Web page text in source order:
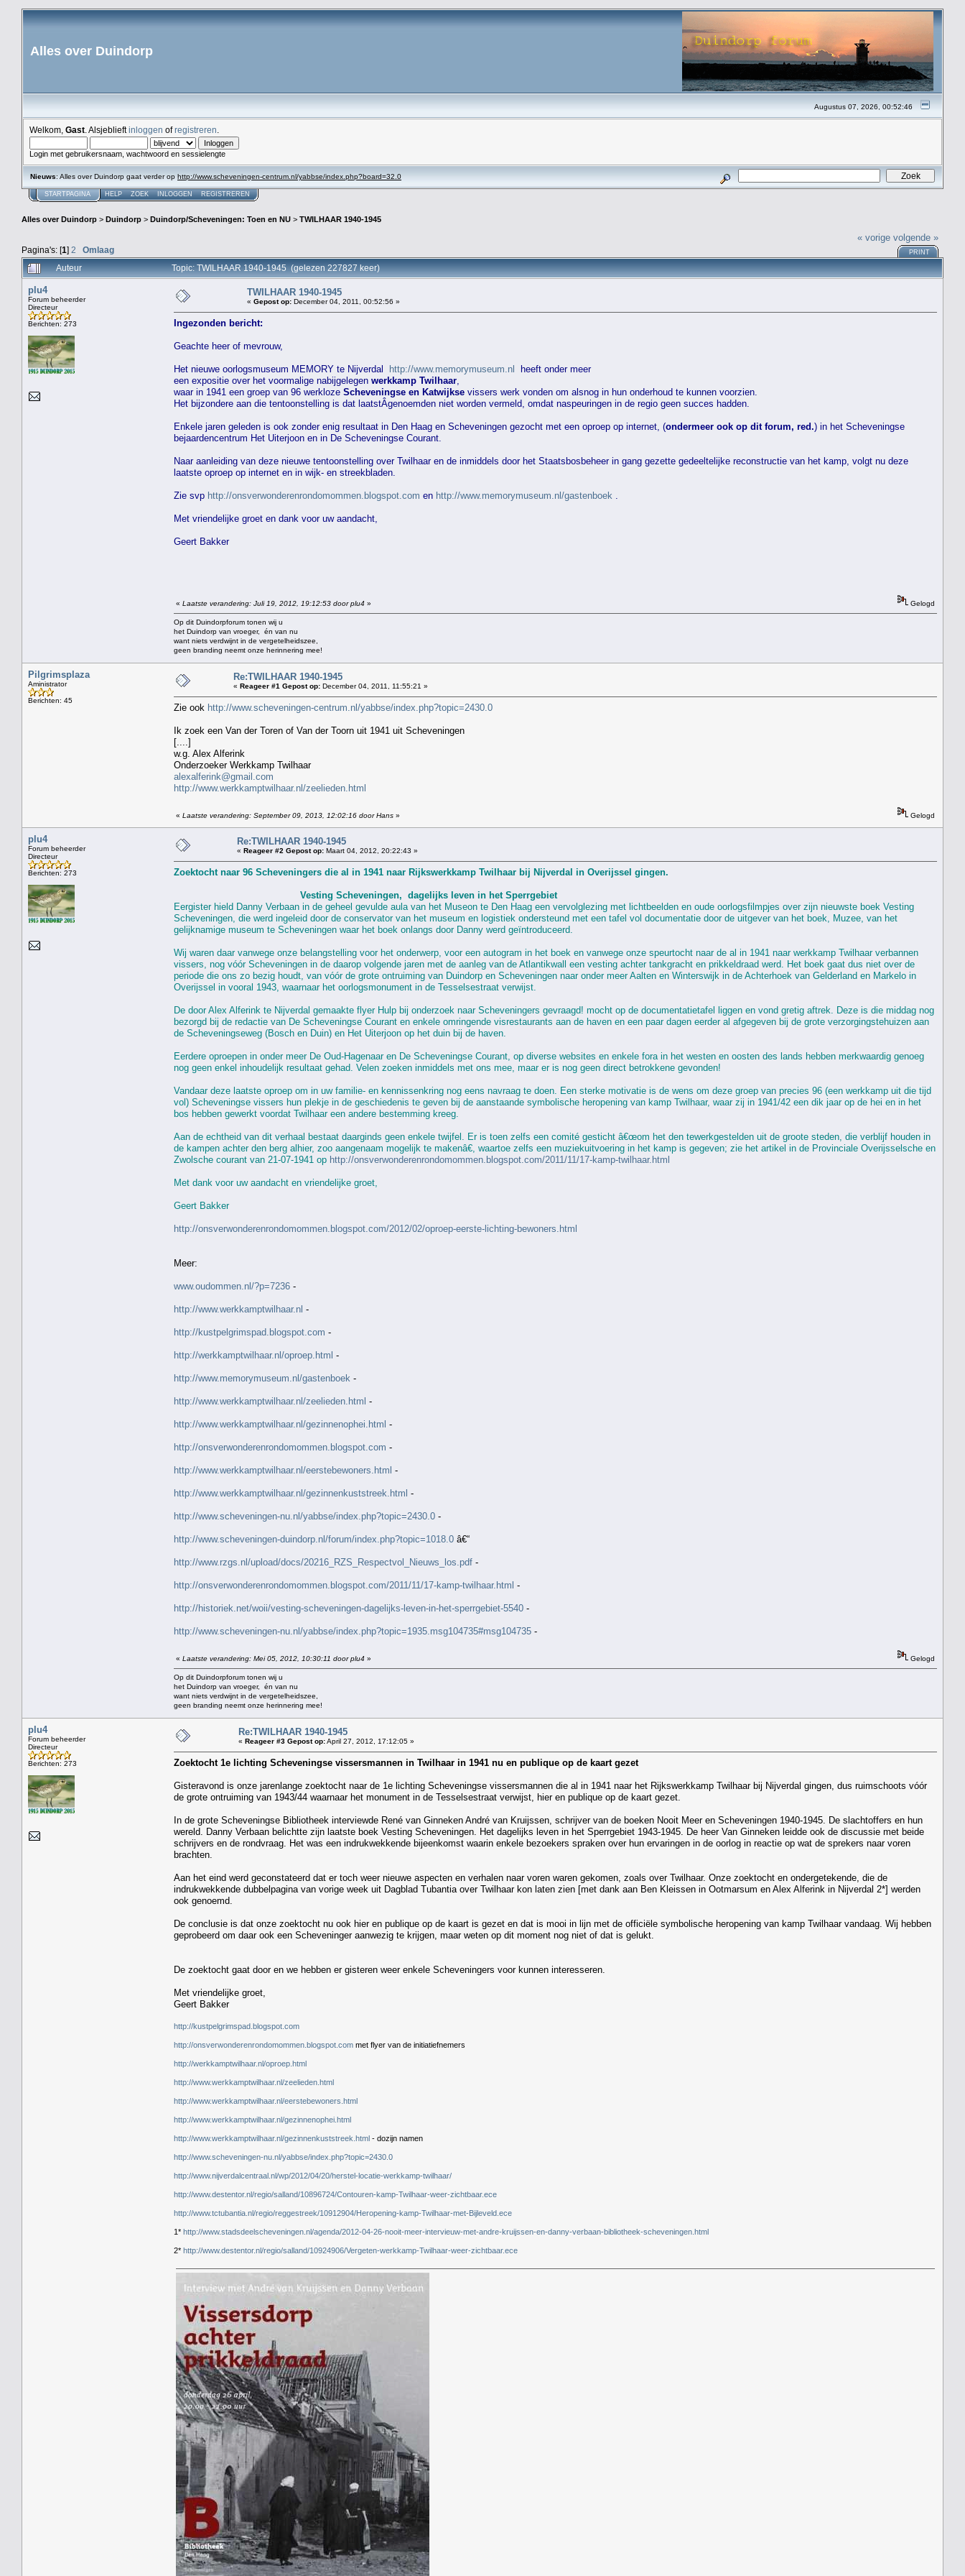
Alles over Duindorp
Augustus 07, 2026, 00:52:46
Welkom, Gast . Alsjeblieftinloggen ofregistreren
Login met gebruikersnaam, wachtwoord en sessielengte
Nieuws: Alles over Duindorp gaat verder op http://www.scheveningen-centrum.nl/yabbse/index.php?board=32.0
STARTPAGINA HELP ZOEK INLOGGEN REGISTREREN
Alles over Duindorp > Duindorp > Duindorp/Scheveningen: Toen en NU > TWILHAAR 1940-1945
Pagina's: [1] 2 Omlaag
« vorige volgende »
PRINT
Auteur Topic: TWILHAAR 1940-1945 (gelezen 227827 keer)
plu4
Forum beheerder
Directeur
Berichten: 273
TWILHAAR 1940-1945
« Gepost op: December 04, 2011, 00:52:56 »
Ingezonden bericht:
Geachte heer of mevrouw,
Het nieuwe oorlogsmuseum MEMORY te Nijverdal http://www.memorymuseum.nl heeft onder meer
een expositie over het voormalige nabijgelegen werkkamp Twilhaar
waar in 1941 een groep van 96 werkloze Scheveningse en Katwijkse vissers werk vonden om alsnog in hun onderhoud te kunnen voorzien.
Het bijzondere aan die tentoonstelling is dat laatstÂ­genoemden niet worden vermeld, omdat naspeuringen in de regio geen succes hadden.
Enkele jaren geleden is ook zonder enig resultaat in Den Haag en Scheveningen gezocht met een oproep op internet, (ondermeer ook op dit forum, red.) in het Scheveningse
bejaardencentrum Het Uiterjoon en in De Scheveningse Courant.
Naar aanleiding van deze nieuwe tentoonstelling over Twilhaar en de inmiddels door het Staatsbosbeheer in gang gezette gedeeltelijke reconstructie van het kamp, volgt nu deze
laatste oproep op internet en in wijk- en streekbladen.
Zie svp http://onsverwonderenrondomommen.blogspot.com en http://www.memorymuseum.nl/gastenboek
Met vriendelijke groet en dank voor uw aandacht,
Geert Bakker
« Laatste verandering: Juli 19, 2012, 19:12:53 door plu4 » Gelogd
Op dit Duindorpforum tonen wij u
het Duindorp van vroeger, én van nu
want niets verdwijnt in de vergetelheidszee,
geen branding neemt onze herinnering mee!
Pilgrimsplaza
Aministrator
Berichten: 45
Re:TWILHAAR 1940-1945
« Reageer #1 Gepost op: December 04, 2011, 11:55:21 »
Zie ook http://www.scheveningen-centrum.nl/yabbse/index.php?topic=2430.0
Ik zoek een Van der Toren of Van der Toorn uit 1941 uit Scheveningen
[....]
w.g. Alex Alferink
Onderzoeker Werkkamp Twilhaar
alexalferink@gmail.com
http://www.werkkamptwilhaar.nl/zeelieden.html
« Laatste verandering: September 09, 2013, 12:02:16 door Hans » Gelogd
plu4
Forum beheerder
Directeur
Berichten: 273
Re:TWILHAAR 1940-1945
« Reageer #2 Gepost op: Maart 04, 2012, 20:22:43 »
Zoektocht naar 96 Scheveningers die al in 1941 naar Rijkswerkkamp Twilhaar bij Nijverdal in Overijssel gingen‏.
Vesting Scheveningen, dagelijks leven in het Sperrgebiet
Eergister hield Danny Verbaan in de geheel gevulde aula van het Museon te Den Haag een vervolglezing met lichtbeelden en oude oorlogsfilmpjes over zijn nieuwste boek Vesting
Scheveningen, die werd ingeleid door de conservator van het museum en logistiek ondersteund met een tafel vol documentatie door de uitgever van het boek, Muzee, van het
gelijknamige museum te Scheveningen waar het boek onlangs door Danny werd geïntroduceerd.
Wij waren daar vanwege onze belangstelling voor het onderwerp, voor een autogram in het boek en vanwege onze speurtocht naar de al in 1941 naar werkkamp Twilhaar verbannen
vissers, nog vóór Scheveningen in de daarop volgende jaren met de aanleg van de Atlantikwall een vesting achter tankgracht en prikkeldraad werd. Het boek gaat dus niet over de
periode die ons zo bezig houdt, van vóór de grote ontruiming van Duindorp en Scheveningen naar onder meer Aalten en Winterswijk in de Achterhoek van Gelderland en Markelo in
Overijssel in vooral 1943, waarnaar het oorlogsmonument in de Tesselsestraat verwijst.
De door Alex Alferink te Nijverdal gemaakte flyer Hulp bij onderzoek naar Scheveningers gevraagd! mocht op de documentatietafel liggen en vond gretig aftrek. Deze is die middag nog
bezorgd bij de redactie van De Scheveningse Courant en enkele omringende visrestaurants aan de haven en een paar dagen eerder al afgegeven bij de grote verzorgingstehuizen aan
de Scheveningseweg (Bosch en Duin) en Het Uiterjoon op het duin bij de haven.
Eerdere oproepen in onder meer De Oud-Hagenaar en De Scheveningse Courant, op diverse websites en enkele fora in het westen en oosten des lands hebben merkwaardig genoeg
nog geen enkel inhoudelijk resultaat gehad. Velen zoeken inmiddels met ons mee, maar er is nog geen direct betrokkene gevonden!
Vandaar deze laatste oproep om in uw familie- en kennissenkring nog eens navraag te doen. Een sterke motivatie is de wens om deze groep van precies 96 (een werkkamp uit die tijd
vol) Scheveningse vissers hun plekje in de geschiedenis te geven bij de aanstaande symbolische heropening van kamp Twilhaar, waar zij in 1941/42 een dik jaar op de hei en in het
bos hebben gewerkt voordat Twilhaar een andere bestemming kreeg.
Aan de echtheid van dit verhaal bestaat daarginds geen enkele twijfel. Er is toen zelfs een comité gesticht â€œom het den tewerkgestelden uit de groote steden, die verblijf houden in
de kampen achter den berg alhier, zoo aangenaam mogelijk te makenâ€, waartoe zelfs een muziekuitvoering in het kamp is gegeven; zie het artikel in de Provinciale Overĳsselsche en
Zwolsche courant van 21-07-1941 op http://onsverwonderenrondomommen.blogspot.com/2011/11/17-kamp-twilhaar.html
Met dank voor uw aandacht en vriendelijke groet,
Geert Bakker
http://onsverwonderenrondomommen.blogspot.com/2012/02/oproep-eerste-lichting-bewoners.html
Meer:
www.oudommen.nl/?p=7236 -
http://www.werkkamptwilhaar.nl -
http://kustpelgrimspad.blogspot.com -
http://werkkamptwilhaar.nl/oproep.html -
http://www.memorymuseum.nl/gastenboek -
http://www.werkkamptwilhaar.nl/zeelieden.html -
http://www.werkkamptwilhaar.nl/gezinnenophei.html -
http://onsverwonderenrondomommen.blogspot.com -
http://www.werkkamptwilhaar.nl/eerstebewoners.html -
http://www.werkkamptwilhaar.nl/gezinnenkuststreek.html -
http://www.scheveningen-nu.nl/yabbse/index.php?topic=2430.0 -
http://www.scheveningen-duindorp.nl/forum/index.php?topic=1018.0 â€“
http://www.rzgs.nl/upload/docs/20216_RZS_Respectvol_Nieuws_los.pdf -
http://onsverwonderenrondomommen.blogspot.com/2011/11/17-kamp-twilhaar.html -
http://historiek.net/woii/vesting-scheveningen-dagelijks-leven-in-het-sperrgebiet-5540 -
http://www.scheveningen-nu.nl/yabbse/index.php?topic=1935.msg104735#msg104735 -
« Laatste verandering: Mei 05, 2012, 10:30:11 door plu4 » Gelogd
Op dit Duindorpforum tonen wij u
het Duindorp van vroeger, én van nu
want niets verdwijnt in de vergetelheidszee,
geen branding neemt onze herinnering mee!
plu4
Forum beheerder
Directeur
Berichten: 273
Re:TWILHAAR 1940-1945
« Reageer #3 Gepost op:April 27, 2012, 17:12:05 »
Zoektocht 1e lichting Scheveningse vissersmannen in Twilhaar in 1941 nu en publique op de kaart gezet
Gisteravond is onze jarenlange zoektocht naar de 1e lichting Scheveningse vissersmannen die al in 1941 naar het Rijkswerkkamp Twilhaar bij Nijverdal gingen, dus ruimschoots vóór
de grote ontruiming van 1943/44 waarnaar het monument in de Tesselsestraat verwijst, hier en publique op de kaart gezet.
In de grote Scheveningse Bibliotheek interviewde René van Ginneken André van Kruijssen, schrijver van de boeken Nooit Meer en Scheveningen 1940-1945. De slachtoffers en hun
wereld. Danny Verbaan belichtte zijn laatste boek Vesting Scheveningen. Het dagelijks leven in het Sperrgebiet 1943-1945. De heer Van Ginneken leidde ook de discussie met beide
schrijvers en de rondvraag. Het was een indrukwekkende bijeenkomst waarin enkele bezoekers spraken over hun ervaringen in de oorlog in reactie op wat de sprekers naar voren
brachten.
Aan het eind werd geconstateerd dat er toch weer nieuwe aspecten en verhalen naar voren waren gekomen, zoals over Twilhaar. Onze zoektocht en ondergetekende, die de
indrukwekkende dubbelpagina van vorige week uit Dagblad Tubantia over Twilhaar kon laten zien [met dank aan Ben Kleissen in Ootmarsum en Alex Alferink in Nijverdal 2*] werden
ook genoemd.
De conclusie is dat onze zoektocht nu ook hier en publique op de kaart is gezet en dat is mooi in lijn met de officiële symbolische heropening van kamp Twilhaar vandaag. Wij hebben
geprobeerd om daar ook een Scheveninger aanwezig te krijgen, maar weten op dit moment nog niet of dat is gelukt.
De zoektocht gaat door en we hebben er gisteren weer enkele Scheveningers voor kunnen interesseren.
Met vriendelijke groet,
Geert Bakker
http://kustpelgrimspad.blogspot.com
http://onsverwonderenrondomommen.blogspot.com met flyer van de initiatiefnemers
http://werkkamptwilhaar.nl/oproep.html
http://www.werkkamptwilhaar.nl/zeelieden.html
http://www.werkkamptwilhaar.nl/eerstebewoners.html
http://www.werkkamptwilhaar.nl/gezinnenophei.html
http://www.werkkamptwilhaar.nl/gezinnenkuststreek.html - dozijn namen
http://www.scheveningen-nu.nl/yabbse/index.php?topic=2430.0
http://www.nijverdalcentraal.nl/wp/2012/04/20/herstel-locatie-werkkamp-twilhaar/
http://www.destentor.nl/regio/salland/10896724/Contouren-kamp-Twilhaar-weer-zichtbaar.ece
http://www.tctubantia.nl/regio/reggestreek/10912904/Heropening-kamp-Twilhaar-met-Bijleveld.ece
1* http://www.stadsdeelscheveningen.nl/agenda/2012-04-26-nooit-meer-intervieuw-met-andre-kruijssen-en-danny-verbaan-bibliotheek-scheveningen.html
2* http://www.destentor.nl/regio/salland/10924906/Vergeten-werkkamp-Twilhaar-weer-zichtbaar.ece